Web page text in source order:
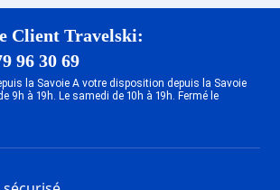
Location Plagne Soleil
Location Plagne Bellecôte
Location Plagne - Les Coches
Location Plagne - Champagny en
Client Travelski:
96 30 69
la Savoie A votre disposition depuis la Savoie
9h à 19h. Le samedi de 10h à 19h. Fermé le